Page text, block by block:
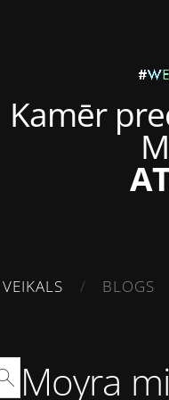
Kamēr
VEIKALS BLOGS
Moyra